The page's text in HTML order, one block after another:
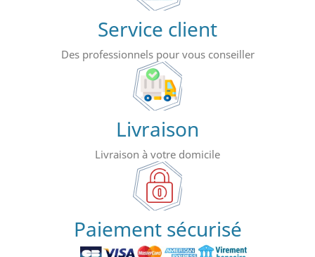
Service client
Des professionnels pour vous conseiller
Livraison
Livraison à votre domicile
Paiement sécurisé